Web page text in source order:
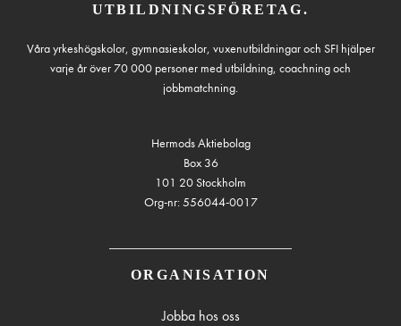
UTBILDNINGSFÖRETAG.
Våra yrkeshögskolor, gymnasieskolor, vuxenutbildningar och SFI hjälper
varje år över 70 000 personer med utbildning, coachning och
jobbmatchning.
Hermods Aktiebolag
Box 36
101 20 Stockholm
Org-nr: 556044-0017
ORGANISATION
Jobba hos oss